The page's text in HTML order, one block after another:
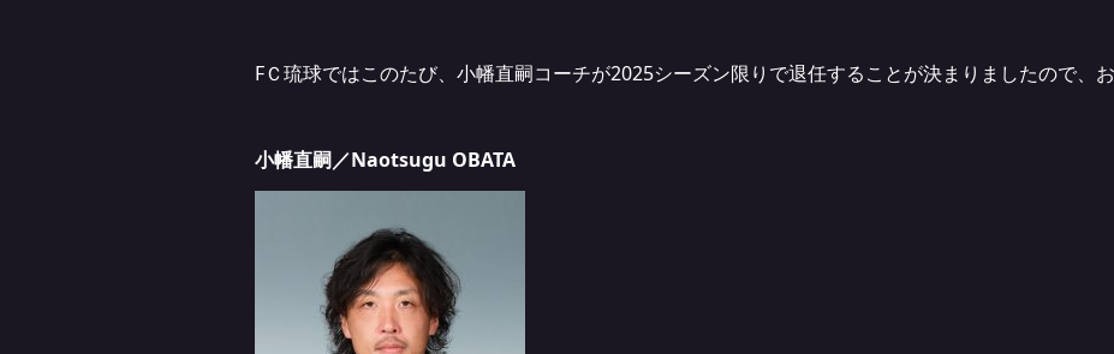
FＣ琉球ではこのたび、小幡直嗣コーチが2025シーズン限りで退任することが決まりましたので、お
小幡直嗣／Naotsugu OBATA